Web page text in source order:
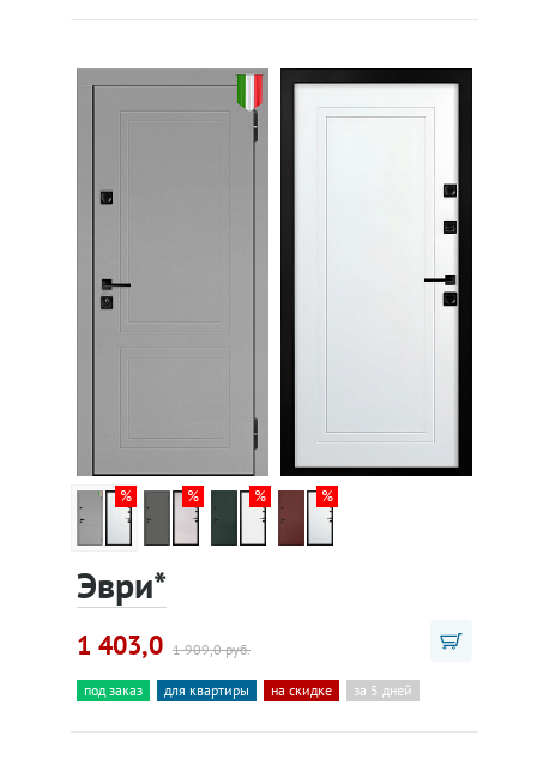
Эври*
1 403,0 1 909,0 руб.
под заказ для квартиры на скидке за 5 дней